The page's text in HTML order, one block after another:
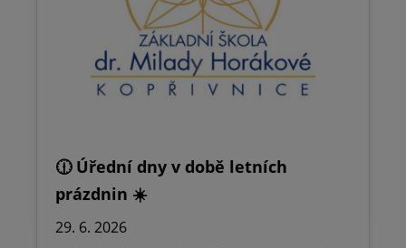
🕧 Úřední dny v době letních
prázdnin ☀️
29. 6. 2026